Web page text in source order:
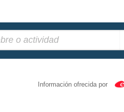
Información ofrecida por